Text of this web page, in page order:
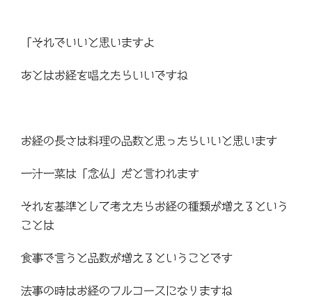
「それでいいと思いますよ
あとはお経を唱えたらいいですね
お経の長さは料理の品数と思ったらいいと思います
一汁一菜は「念仏」だと言われます
それを基準として考えたらお経の種類が増えるという
ことは
食事で言うと品数が増えるということです
法事の時はお経のフルコースになりますね